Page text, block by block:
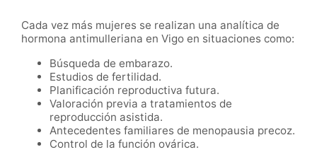
Cada vez más mujeres se realizan una analítica de
hormona antimulleriana en Vigo en situaciones como:
Búsqueda de embarazo.
Estudios de fertilidad.
Planificación reproductiva futura.
Valoración previa a tratamientos de
reproducción asistida.
Antecedentes familiares de menopausia precoz.
Control de la función ovárica.